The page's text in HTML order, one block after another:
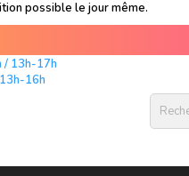
possible le jour même.
/ 13h-17h
16h